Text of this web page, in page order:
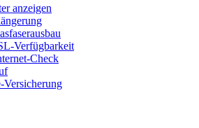
anzeigen
Verfügbarkeit
Check
Versicherung